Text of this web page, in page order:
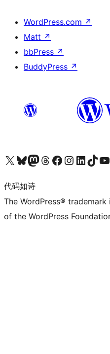
WordPress.com ↗
Matt ↗
bbPress ↗
BuddyPress ↗
关注我们的 X（原 Twitter）账号访问我们的 Bluesky 账号关注我们的 Mastodon 账号访问我们的 Threads 账号 访问我们的 Facebook 公共主页关注我们的 Instagram 账号 关注我们的 LinkedIn 主页访问我们的 TikTok 账号访问我们的 YouTube 频道
代码如诗
The WordPress®
of the WordPress